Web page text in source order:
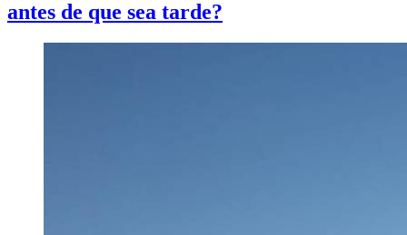
antes de que sea tarde?